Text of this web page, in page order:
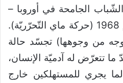
الجامحة في أوروبا –
وتحديدا في فرنسا – عام 1968 (حركة ماي التّحرّريّة).
من وجوهها) تجسّد حالة
ما تتعرّض له آدميّة الإنسان،
يجري للمستهلكين خارج